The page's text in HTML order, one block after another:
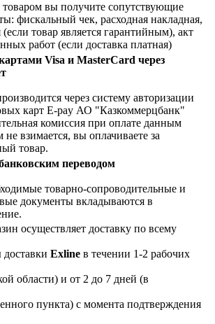
товаром вы получите сопутствующие
фискальный чек, расходная накладная,
(если товар является гарантийным), акт
работ (если доставка платная)
Visa и MasterCard через
через систему авторизации
карт E-pay АО "Казкоммерцбанк"
комиссия при оплате данным
не взимается, вы оплачиваете за
товар.
переводом
товарно-сопроводительные и
документы вкладываются в
осуществляет доставку по всему
Exline в течении 1-2 рабочих
области) и от 2 до 7 дней (в
пункта) с момента подтверждения